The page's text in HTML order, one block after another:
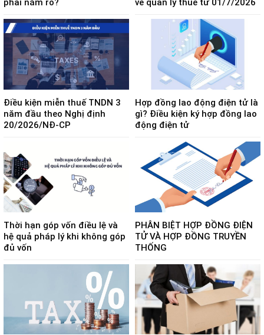
phải nắm rõ? về quản lý thuế từ 01/7/2026
Điều kiện miễn thuế TNDN 3
năm đầu theo Nghị định
20/2026/NĐ-CP
Hợp đồng lao động điện tử là
gì? Điều kiện ký hợp đồng lao
động điện tử
Thời hạn góp vốn điều lệ và
hệ quả pháp lý khi không góp
đủ vốn
PHÂN BIỆT HỢP ĐỒNG ĐIỆN
TỬ VÀ HỢP ĐỒNG TRUYỀN
THỐNG